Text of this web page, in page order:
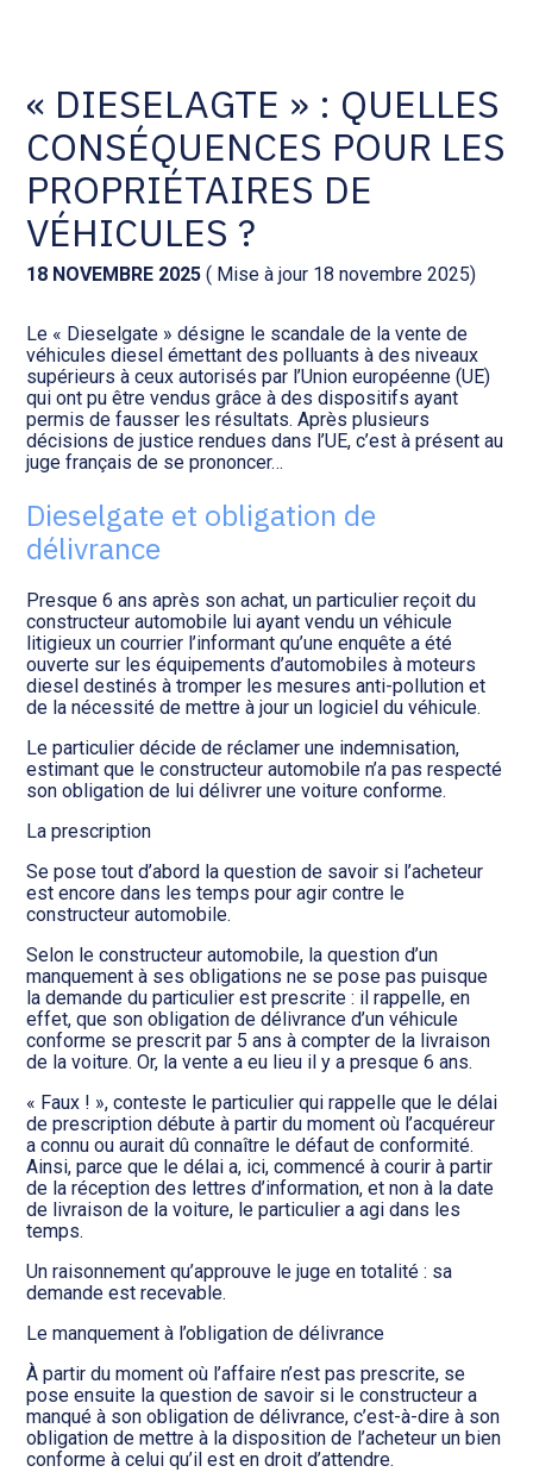
Social et ressources humaines
Assistance juridique
Pilotage d’entreprise
Audit légal
Gestion de patrimoine
Procédures collectives
Transition numérique
Tenue de votre comptabilité :
ACD
Facturation et pilotage :
EVOLIZ
Analyse et tableau de bord :
WAIBI
Gérer vos ressources
humaines : SILAE
« DIESELAGTE » : QUELLES
CONSÉQUENCES POUR LES
PROPRIÉTAIRES DE
VÉHICULES ?
18 NOVEMBRE 2025 ( Mise à jour 18 novembre 2025)
Le « Dieselgate » désigne le scandale de la vente de
véhicules diesel émettant des polluants à des niveaux
supérieurs à ceux autorisés par l’Union européenne (UE)
qui ont pu être vendus grâce à des dispositifs ayant
permis de fausser les résultats. Après plusieurs
décisions de justice rendues dans l’UE, c’est à présent au
juge français de se prononcer…
Dieselgate et obligation de
délivrance
Presque 6 ans après son achat, un particulier reçoit du
constructeur automobile lui ayant vendu un véhicule
litigieux un courrier l’informant qu’une enquête a été
ouverte sur les équipements d’automobiles à moteurs
diesel destinés à tromper les mesures anti-pollution et
de la nécessité de mettre à jour un logiciel du véhicule.
Le particulier décide de réclamer une indemnisation,
estimant que le constructeur automobile n’a pas respecté
son obligation de lui délivrer une voiture conforme.
La prescription
Se pose tout d’abord la question de savoir si l’acheteur
est encore dans les temps pour agir contre le
constructeur automobile.
Selon le constructeur automobile, la question d’un
manquement à ses obligations ne se pose pas puisque
la demande du particulier est prescrite : il rappelle, en
effet, que son obligation de délivrance d’un véhicule
conforme se prescrit par 5 ans à compter de la livraison
de la voiture. Or, la vente a eu lieu il y a presque 6 ans.
« Faux ! », conteste le particulier qui rappelle que le délai
de prescription débute à partir du moment où l’acquéreur
a connu ou aurait dû connaître le défaut de conformité.
Ainsi, parce que le délai a, ici, commencé à courir à partir
de la réception des lettres d’information, et non à la date
de livraison de la voiture, le particulier a agi dans les
temps.
Un raisonnement qu’approuve le juge en totalité : sa
demande est recevable.
Le manquement à l’obligation de délivrance
À partir du moment où l’affaire n’est pas prescrite, se
pose ensuite la question de savoir si le constructeur a
manqué à son obligation de délivrance, c’est-à-dire à son
obligation de mettre à la disposition de l’acheteur un bien
conforme à celui qu’il est en droit d’attendre.